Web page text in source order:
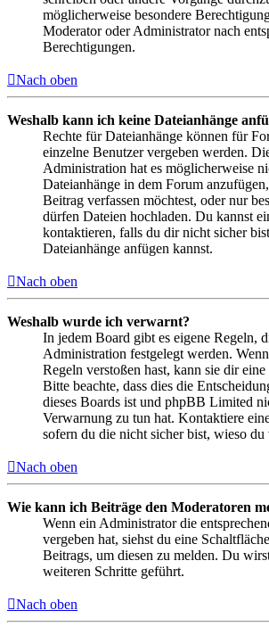
möglicherweise besondere
Moderator oder Administrator nach
Berechtigungen.
Nach oben
Weshalb kann ich keine Dateianhänge
Rechte für Dateianhänge können für
einzelne Benutzer vergeben werden.
Administration hat es möglicherweise
Dateianhänge in dem Forum
Beitrag verfassen möchtest, oder nur
dürfen Dateien hochladen. Du kannst
kontaktieren, falls du dir nicht sicher
Dateianhänge anfügen kannst.
Nach oben
Weshalb wurde ich verwarnt?
In jedem Board gibt es eigene Regeln,
Administration festgelegt werden.
Regeln verstoßen hast, kann sie dir
Bitte beachte, dass dies die
dieses Boards ist und phpBB Limited
Verwarnung zu tun hat. Kontaktiere
sofern du die nicht sicher bist, wieso
Nach oben
Wie kann ich Beiträge den Moderatoren
Wenn ein Administrator die
vergeben hat, siehst du eine
Beitrags, um diesen zu melden. Du
weiteren Schritte geführt.
Nach oben